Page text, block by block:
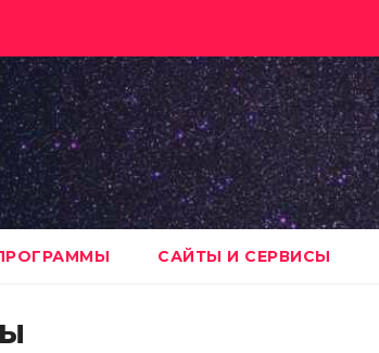
САЙТЫ И СЕРВИСЫ